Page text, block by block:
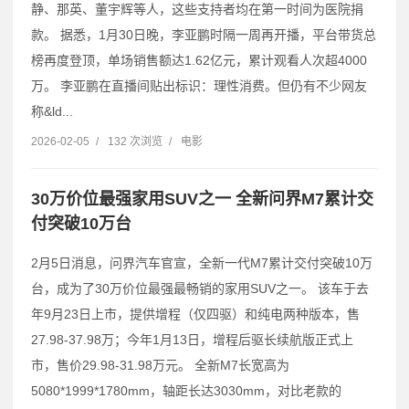
静、那英、董宇辉等人，这些支持者均在第一时间为医院捐
款。 据悉，1月30日晚，李亚鹏时隔一周再开播，平台带货总
榜再度登顶，单场销售额达1.62亿元，累计观看人次超4000
万。 李亚鹏在直播间贴出标识：理性消费。但仍有不少网友
称&ld...
2026-02-05 / 132 次浏览 / 电影
30万价位最强家用SUV之一 全新问界M7累计交
付突破10万台
2月5日消息，问界汽车官宣，全新一代M7累计交付突破10万
台，成为了30万价位最强最畅销的家用SUV之一。 该车于去
年9月23日上市，提供增程（仅四驱）和纯电两种版本，售
27.98-37.98万；今年1月13日，增程后驱长续航版正式上
市，售价29.98-31.98万元。 全新M7长宽高为
5080*1999*1780mm，轴距长达3030mm，对比老款的